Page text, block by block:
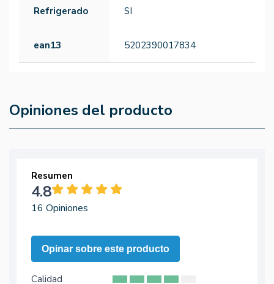
Refrigerado SI
ean13 5202390017834
Opiniones del producto
Resumen
4.8
16 Opiniones
Opinar sobre este producto
Calidad